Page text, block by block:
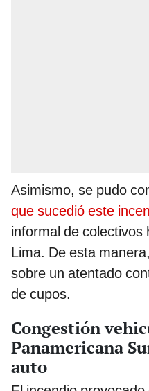
Asimismo, se pudo
que sucedió este
informal de colectivos
Lima. De esta
sobre un atentado
de cupos.
Congestión
Panamericana
auto